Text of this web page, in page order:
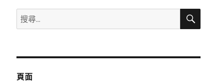
搜
尋
鍵
搜
頁面